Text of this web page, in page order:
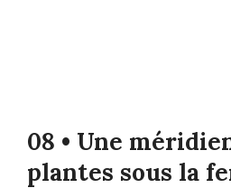
08 • Une
plantes sous la